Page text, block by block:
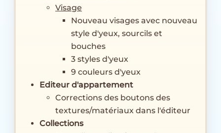
Visage
Nouveau visages avec nouveau
style d'yeux, sourcils et
bouches
3 styles d'yeux
9 couleurs d'yeux
Editeur d'appartement
Corrections des boutons des
textures/matériaux dans l'éditeur
Collections